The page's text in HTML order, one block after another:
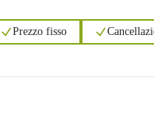
Prezzo fisso